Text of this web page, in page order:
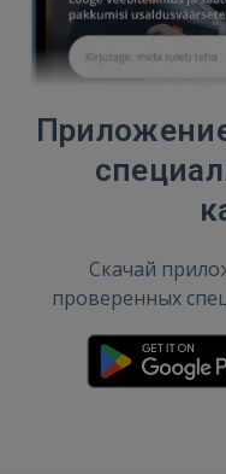
Скачай
проверенных